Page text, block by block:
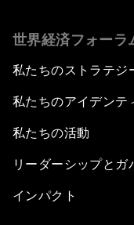
世界経済フォーラ
私たちのストラテジ
私たちのアイデンテ
私たちの活動
リーダーシップとガ
インパクト